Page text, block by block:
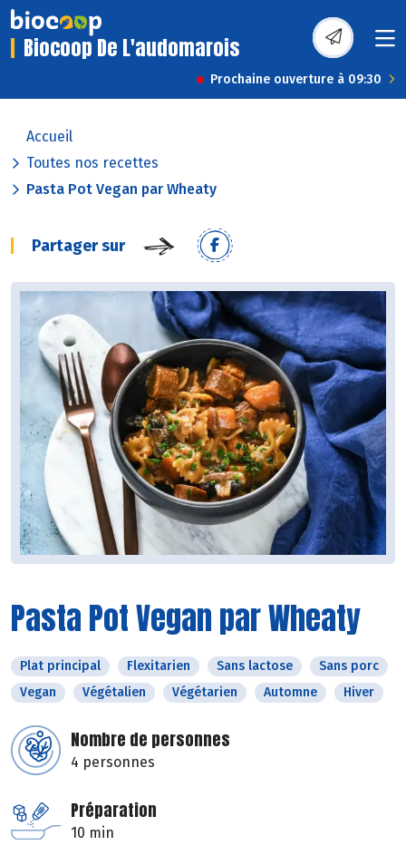
Biocoop De L'audomarois
Prochaine ouverture à 09:30
Accueil
Toutes nos recettes
Pasta Pot Vegan par Wheaty
Partager sur
Pasta Pot Vegan par Wheaty
Plat principal Flexitarien Sans lactose
Sans porc
Vegan
Végétalien Végétarien Automne Hiver
Nombre de personnes
4 personnes
Préparation
10 min